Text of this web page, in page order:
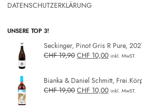
DATENSCHUTZERKLÄRUNG
UNSERE TOP 3!
Seckinger, Pinot Gris R Pure,
CHF19,90 CHF 10,00 inkl. MwST.
Bianka & Daniel Schmitt,
CHF19,00 CHF 10,00 inkl. MwST.